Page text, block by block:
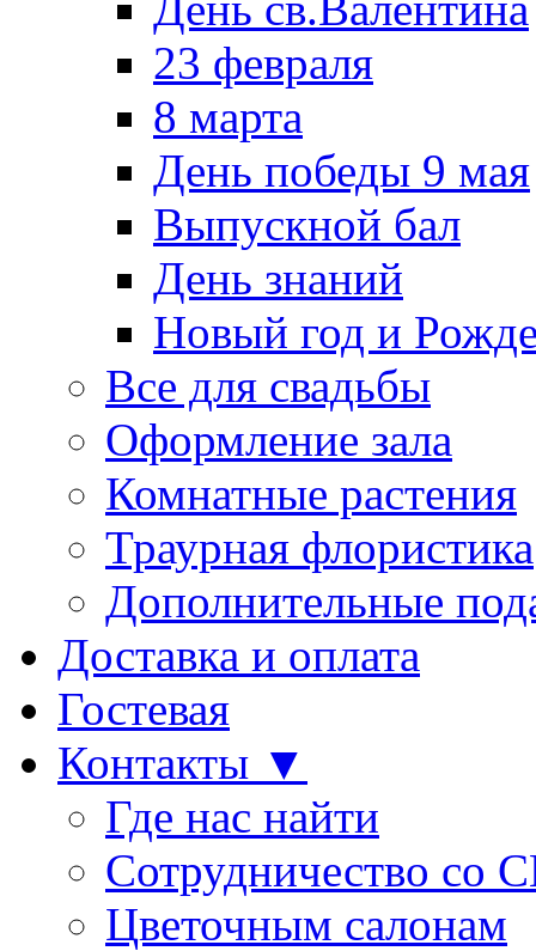
23 февраля
8 марта
День победы 9 мая
Выпускной бал
День знаний
Новый год и
Все для свадьбы
Оформление зала
Комнатные растения
Траурная флористика
Дополнительные
Доставка и оплата
Гостевая
Контакты ▼
Где нас найти
Сотрудничество со
Цветочным салонам